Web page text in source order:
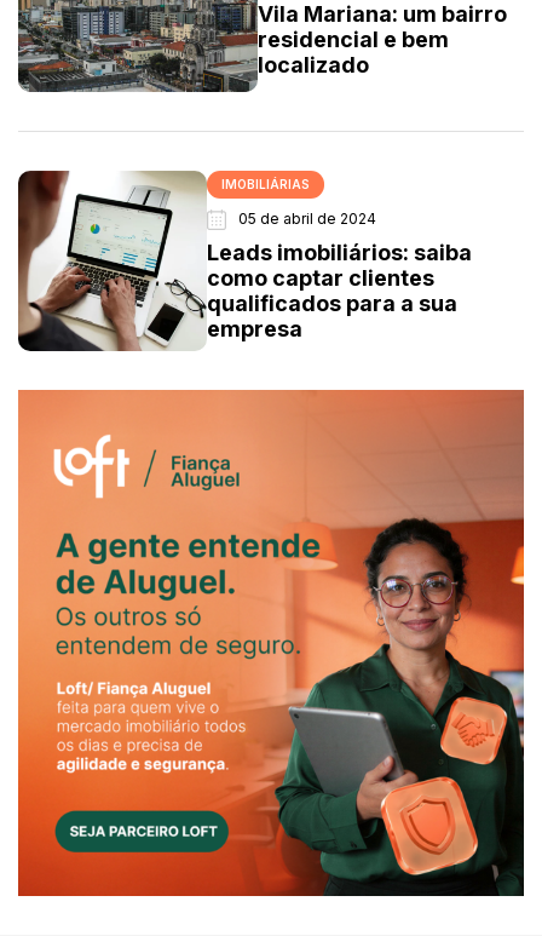
Vila Mariana: um bairro
residencial e bem
localizado
IMOBILIÁRIAS
05 de abril de 2024
Leads imobiliários: saiba
como captar clientes
qualificados para a sua
empresa